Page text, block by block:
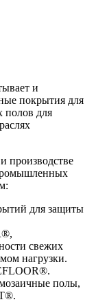
и
покрытия для
полов для
производстве
для защиты
свежих
нагрузки.
полы,